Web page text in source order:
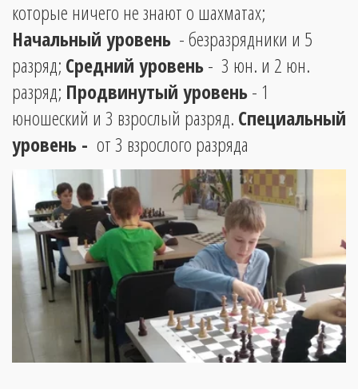
Начальный уровень
  - безразрядники и 5
разряд; Средний уровень -  3 юн. и 2 юн.
разряд; Продвинутый уровень - 1
юношеский и 3 взрослый разряд. Специальный
уровень - от 3 взрослого разряда